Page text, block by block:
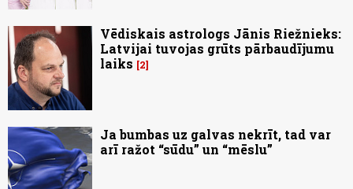
Vēdiskais astrologs Jānis Riežnieks:
Latvijai tuvojas grūts pārbaudījumu
laiks
2
Ja bumbas uz galvas nekrīt, tad var
arī ražot “sūdu” un “mēslu”